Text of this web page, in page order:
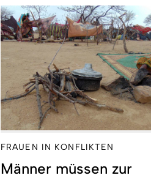
FRAUEN IN KONFLIKTEN
Männer müssen zur